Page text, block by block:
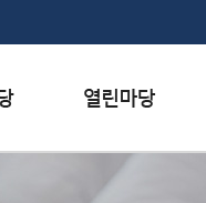
자주하는 질문